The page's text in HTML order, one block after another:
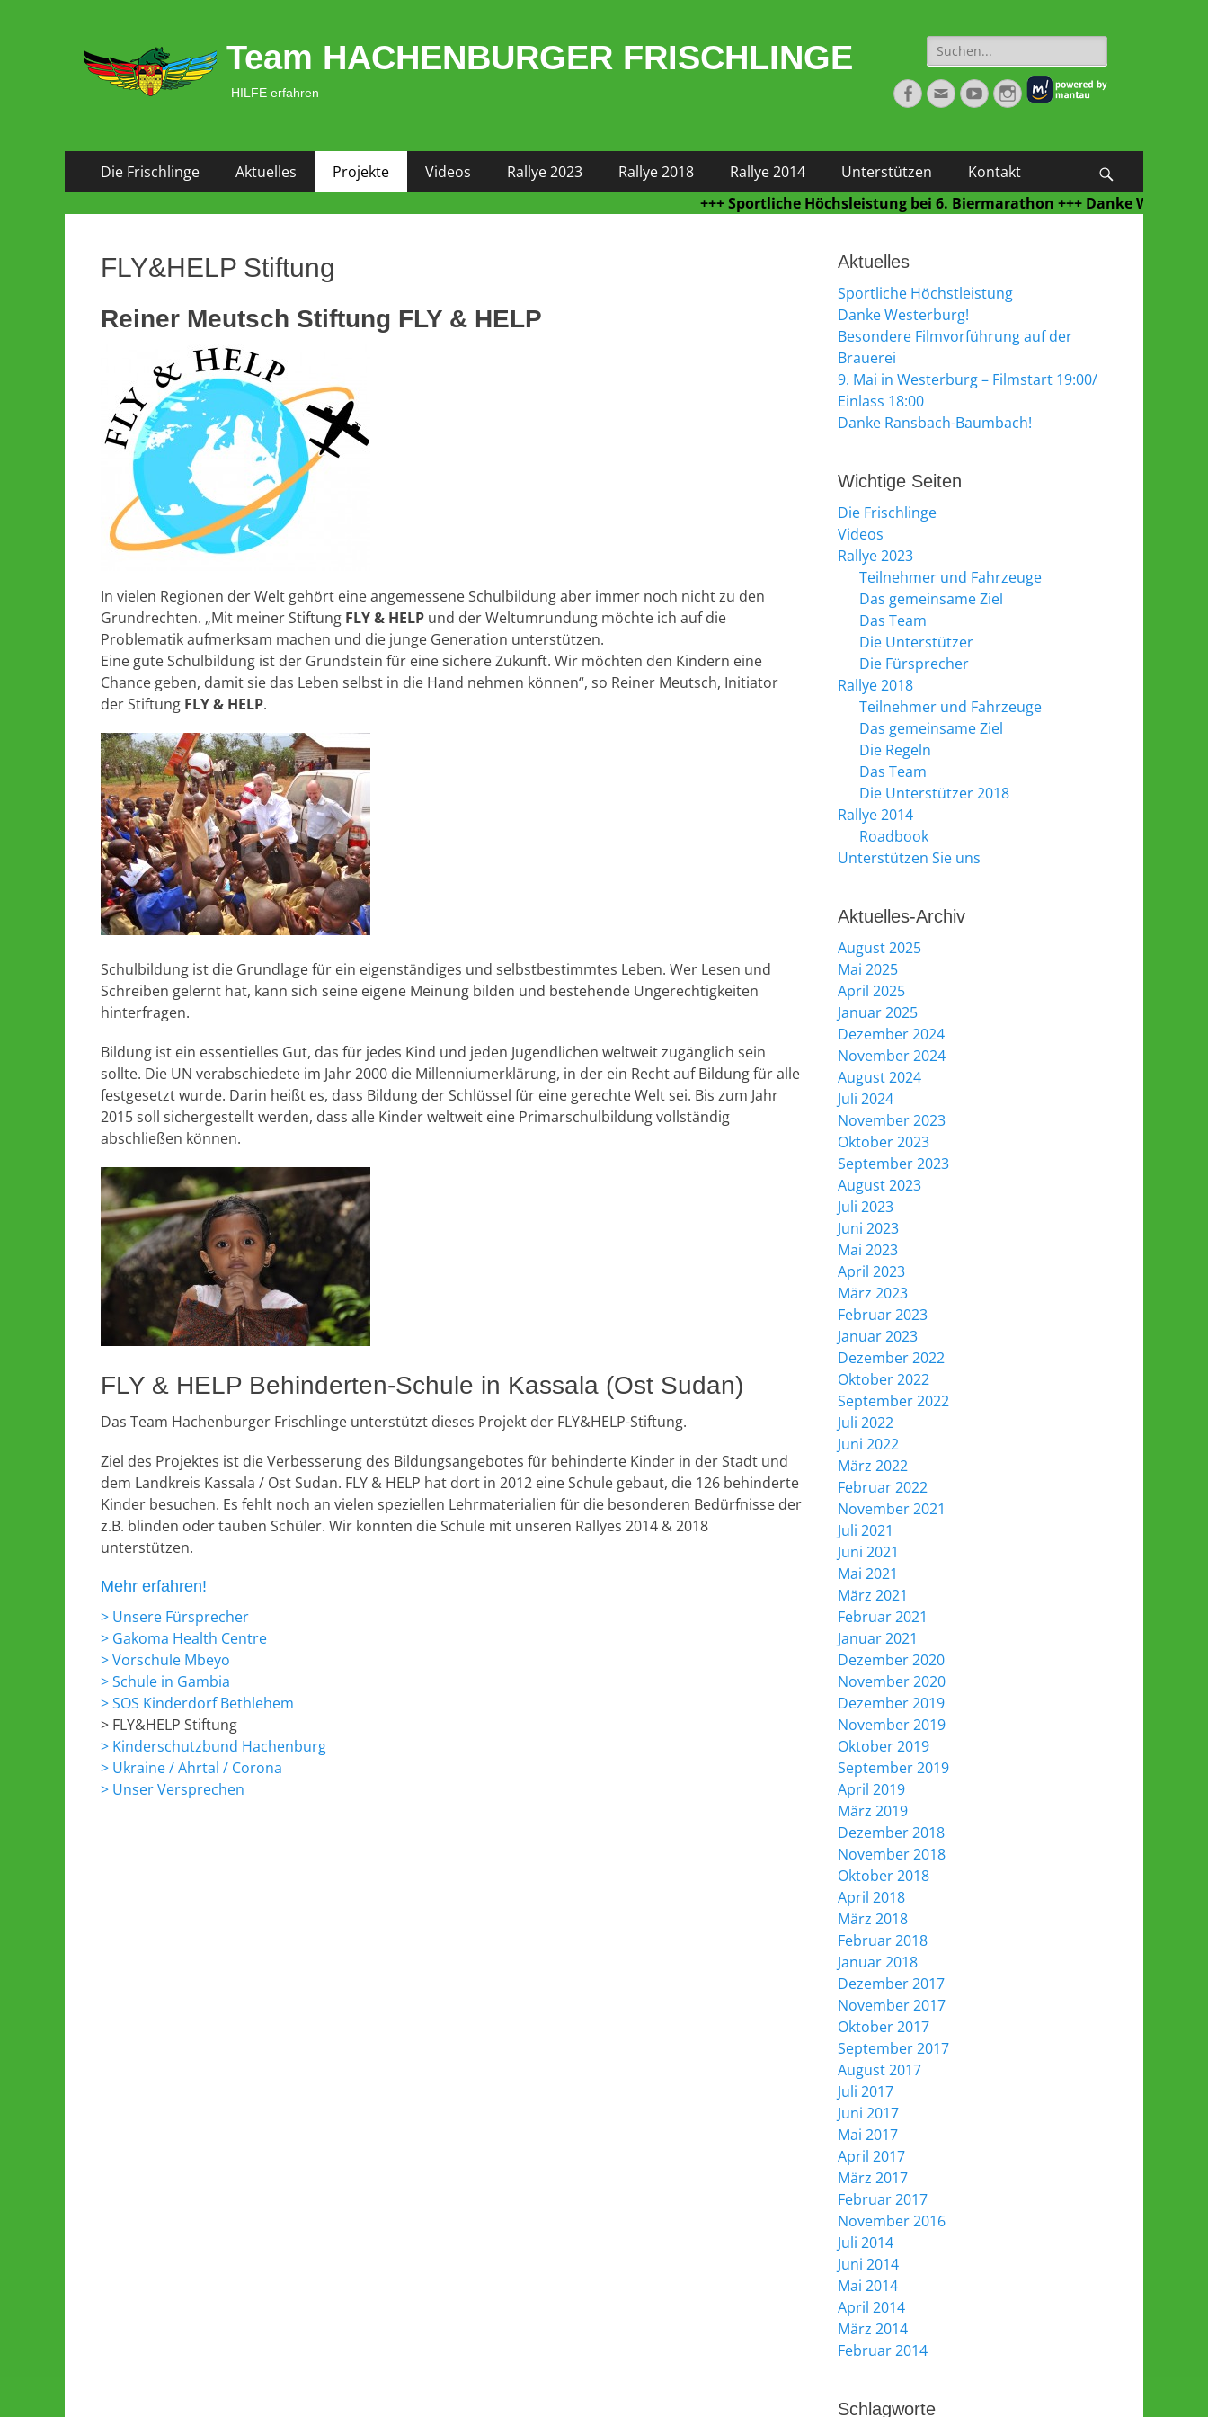
Team HACHENBURGER FRISCHLINGE
HILFE erfahren
Suche
nach:
Facebook
E-
Mail
YouTubeInstagram
Primäres Menü
Inhalt
Die Frischlinge Aktuelles Projekte Videos Rallye 2023 Rallye 2018 Rallye 2014 Unterstützen Kontakt
+++ Sportliche Höchsleistung bei 6. Biermarathon +++ Danke Westerburg
FLY&HELP Stiftung
Reiner Meutsch Stiftung FLY & HELP
In vielen Regionen der Welt gehört eine angemessene Schulbildung aber immer noch nicht zu den
Grundrechten. „Mit meiner Stiftung FLY & HELP und der Weltumrundung möchte ich auf die
Problematik aufmerksam machen und die junge Generation unterstützen.
Eine gute Schulbildung ist der Grundstein für eine sichere Zukunft. Wir möchten den Kindern eine
Chance geben, damit sie das Leben selbst in die Hand nehmen können“, so Reiner Meutsch, Initiator
der Stiftung FLY & HELP.
Schulbildung ist die Grundlage für ein eigenständiges und selbstbestimmtes Leben. Wer Lesen und
Schreiben gelernt hat, kann sich seine eigene Meinung bilden und bestehende Ungerechtigkeiten
hinterfragen.
Bildung ist ein essentielles Gut, das für jedes Kind und jeden Jugendlichen weltweit zugänglich sein
sollte. Die UN verabschiedete im Jahr 2000 die Millenniumerklärung, in der ein Recht auf Bildung für alle
festgesetzt wurde. Darin heißt es, dass Bildung der Schlüssel für eine gerechte Welt sei. Bis zum Jahr
2015 soll sichergestellt werden, dass alle Kinder weltweit eine Primarschulbildung vollständig
abschließen können.
FLY & HELP Behinderten-Schule in Kassala (Ost Sudan)
Das Team Hachenburger Frischlinge unterstützt dieses Projekt der FLY&HELP-Stiftung.
Ziel des Projektes ist die Verbesserung des Bildungsangebotes für behinderte Kinder in der Stadt und
dem Landkreis Kassala / Ost Sudan. FLY & HELP hat dort in 2012 eine Schule gebaut, die 126 behinderte
Kinder besuchen. Es fehlt noch an vielen speziellen Lehrmaterialien für die besonderen Bedürfnisse der
z.B. blinden oder tauben Schüler. Wir konnten die Schule mit unseren Rallyes 2014 & 2018
unterstützen.
Mehr erfahren!
> Unsere Fürsprecher
> Gakoma Health Centre
> Vorschule Mbeyo
> Schule in Gambia
> SOS Kinderdorf Bethlehem
> FLY&HELP Stiftung
> Kinderschutzbund Hachenburg
> Ukraine / Ahrtal / Corona
> Unser Versprechen
Aktuelles
Sportliche Höchstleistung
Danke Westerburg!
Besondere Filmvorführung auf der
Brauerei
9. Mai in Westerburg – Filmstart 19:00/
Einlass 18:00
Danke Ransbach-Baumbach!
Wichtige Seiten
Die Frischlinge
Videos
Rallye 2023
Teilnehmer und Fahrzeuge
Das gemeinsame Ziel
Das Team
Die Unterstützer
Die Fürsprecher
Rallye 2018
Teilnehmer und Fahrzeuge
Das gemeinsame Ziel
Die Regeln
Das Team
Die Unterstützer 2018
Rallye 2014
Roadbook
Unterstützen Sie uns
Aktuelles-Archiv
August 2025
Mai 2025
April 2025
Januar 2025
Dezember 2024
November 2024
August 2024
Juli 2024
November 2023
Oktober 2023
September 2023
August 2023
Juli 2023
Juni 2023
Mai 2023
April 2023
März 2023
Februar 2023
Januar 2023
Dezember 2022
Oktober 2022
September 2022
Juli 2022
Juni 2022
März 2022
Februar 2022
November 2021
Juli 2021
Juni 2021
Mai 2021
März 2021
Februar 2021
Januar 2021
Dezember 2020
November 2020
Dezember 2019
November 2019
Oktober 2019
September 2019
April 2019
März 2019
Dezember 2018
November 2018
Oktober 2018
April 2018
März 2018
Februar 2018
Januar 2018
Dezember 2017
November 2017
Oktober 2017
September 2017
August 2017
Juli 2017
Juni 2017
Mai 2017
April 2017
März 2017
Februar 2017
November 2016
Juli 2014
Juni 2014
Mai 2014
April 2014
März 2014
Februar 2014
Schlagworte